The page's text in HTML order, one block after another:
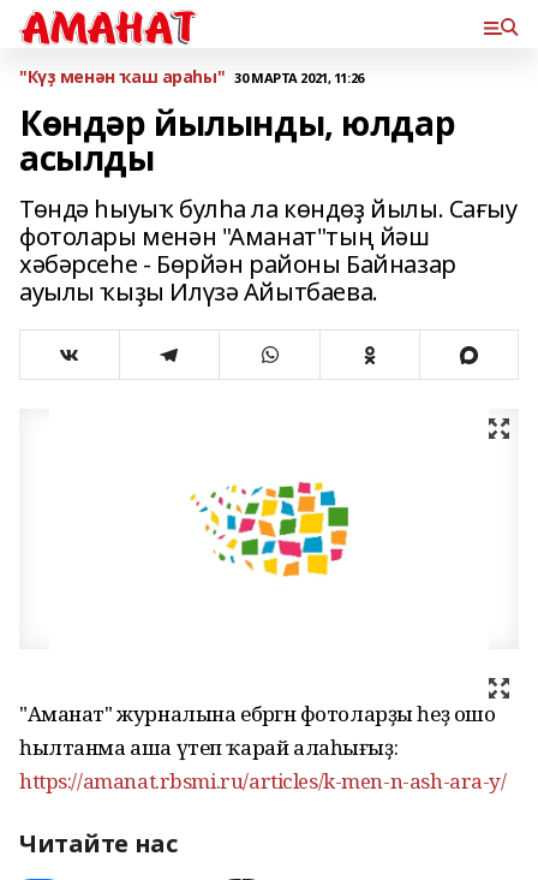
"Күҙ менән ҡаш араһы" 30 МАРТА 2021, 11:26
Көндәр йылынды, юлдар
асылды
Төндә һыуыҡ булһа ла көндөҙ йылы. Сағыу
фотолары менән "Аманат"тың йәш
хәбәрсеһе - Бөрйән районы Байназар
ауылы ҡыҙы Илүзә Айытбаева.
"Аманат" журналына ебәргән фотоларҙы һеҙ ошо
һылтанма аша үтеп ҡарай алаһығыҙ:
https://amanat.rbsmi.ru/articles/k-men-n-ash-ara-y/
Читайте нас